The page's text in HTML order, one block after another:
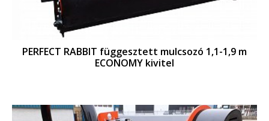
PERFECT RABBIT függesztett mulcsozó 1,1-1,9 m
ECONOMY kivitel